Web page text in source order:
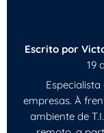
Escrito por
19
empresas. À
ambiente de